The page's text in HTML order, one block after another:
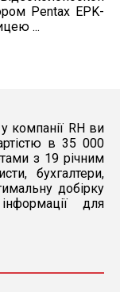
Pentax EPK-
...
компанії RH ви
в 35 000
з 19 річним
бухгалтери,
добірку
для